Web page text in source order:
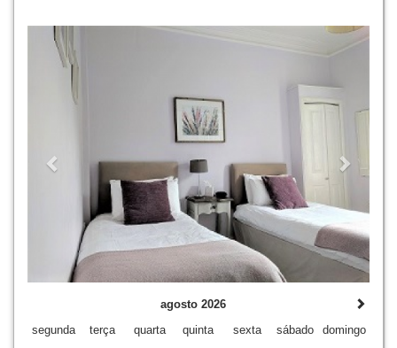
Previous Next
agosto 2026
segunda
terça quarta quinta sexta sábado
domingo